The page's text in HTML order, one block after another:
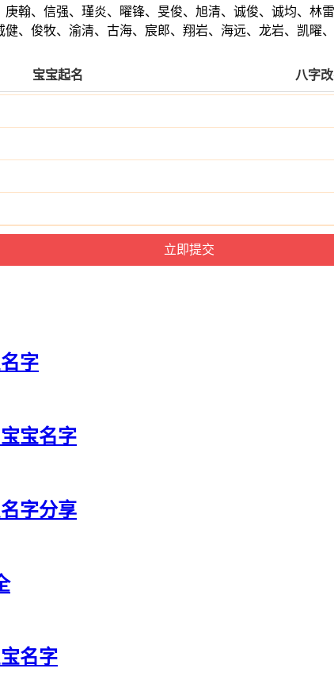
翰、信强、瑾炎、曜锋、旻俊、旭清、诚俊、诚均、林
、俊牧、渝清、古海、宸郎、翔岩、海远、龙岩、凯曜、
宝宝起名 八字
字
宝名字
字分享
名字